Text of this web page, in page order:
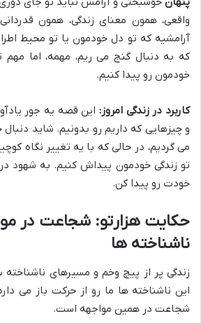
واقعی، همون معنای زندگی، همون
آرامشیه که تو دل خودمون یا تو محیط
که به دنبال گنج می ریم، مهمه، اما مهم
خودمون رو پیدا کنیم.
کاربرد در زندگی امروز: این قصه یه جور
و چیزهایی که داریم رو بدونیم. شاید
می گردیم، در حالی که با یه تغییر نگاه
تو زندگی خودمون پیداش کنیم. به شهود
خودت رو پیدا کن.
حکایت هزارتو: شجاعت در
ناشناخته ها
زندگی پر از پیچ وخم و مسیرهای
این ناشناخته ها ما رو از حرکت باز می
شجاعت در همین مواجهه است.